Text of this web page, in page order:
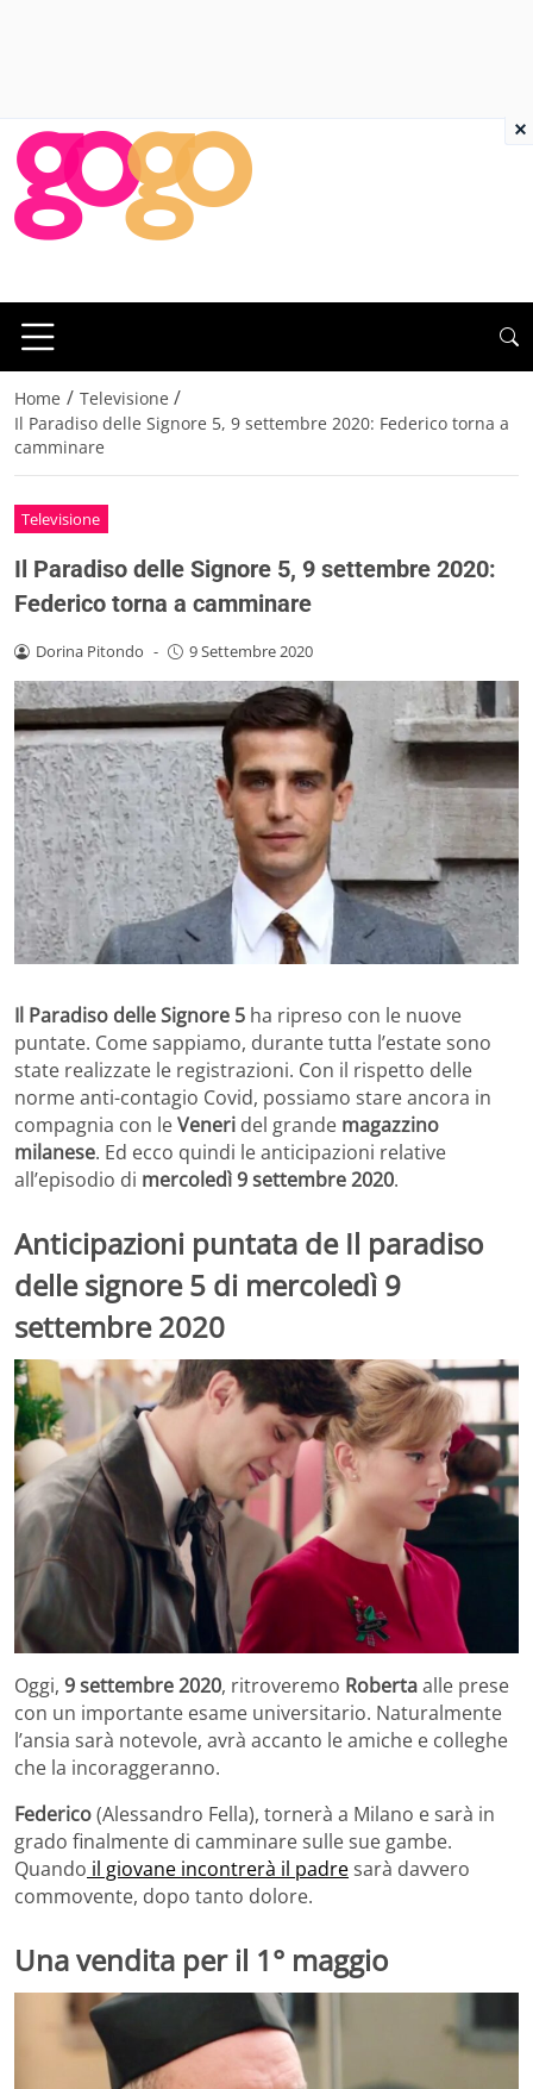
Home / Televisione /
Il Paradiso delle Signore 5, 9 settembre 2020: Federico torna a
camminare
Televisione
Il Paradiso delle Signore 5, 9 settembre 2020:
Federico torna a camminare
Dorina Pitondo - 9 Settembre 2020
Il Paradiso delle Signore 5 ha ripreso con le nuove
puntate. Come sappiamo, durante tutta l’estate sono
state realizzate le registrazioni. Con il rispetto delle
norme anti-contagio Covid, possiamo stare ancora in
compagnia con leVeneri del grande magazzino
milanese. Ed ecco quindi le anticipazioni relative
all’episodio di mercoledì 9 settembre 2020.
Anticipazioni puntata de Il paradiso
delle signore 5 di mercoledì 9
settembre 2020
Oggi, 9 settembre 2020, ritroveremo Robertaalle prese
con un importante esame universitario. Naturalmente
l’ansia sarà notevole, avrà accanto le amiche e colleghe
che la incoraggeranno.
Federico(Alessandro Fella), tornerà a Milano e sarà in
grado finalmente di camminare sulle sue gambe.
Quando il giovane incontrerà il padresarà davvero
commovente, dopo tanto dolore.
Una vendita per il 1° maggio
×